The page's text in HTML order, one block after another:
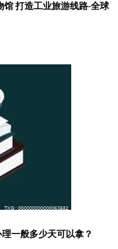
打造工业旅游线路-全球
一般多少天可以拿？